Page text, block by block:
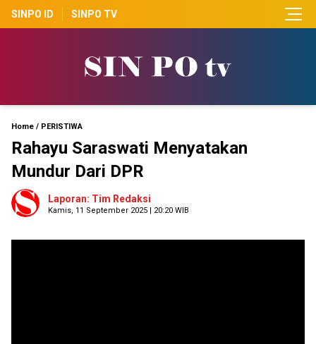
SINPO ID SINPO TV
Home / PERISTIWA
Rahayu Saraswati Menyatakan
Mundur Dari DPR
Laporan: Tim Redaksi
Kamis, 11 September 2025 | 20:20 WIB